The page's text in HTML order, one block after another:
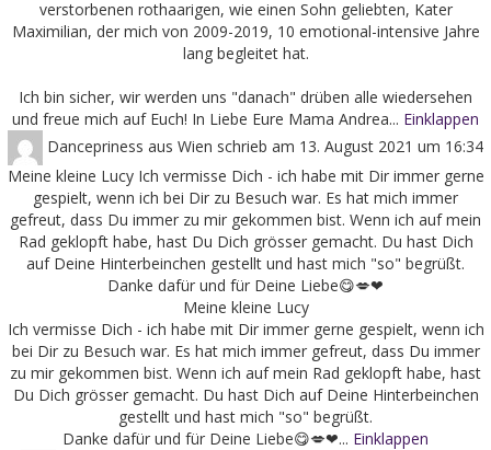
verstorbenen rothaarigen, wie einen Sohn geliebten, Kater
Maximilian, der mich von 2009-2019, 10 emotional-intensive Jahre
lang begleitet hat.
Ich bin sicher, wir werden uns "danach" drüben alle wiedersehen
und freue mich auf Euch! In Liebe Eure Mama Andrea... Einklappen
Dancepriness aus Wien schrieb am 13. August 2021 um 16:34
Meine kleine Lucy Ich vermisse Dich - ich habe mit Dir immer gerne
gespielt, wenn ich bei Dir zu Besuch war. Es hat mich immer
gefreut, dass Du immer zu mir gekommen bist. Wenn ich auf mein
Rad geklopft habe, hast Du Dich grösser gemacht. Du hast Dich
auf Deine Hinterbeinchen gestellt und hast mich "so" begrüßt.
Danke dafür und für Deine Liebe😋💋❤
Meine kleine Lucy
Ich vermisse Dich - ich habe mit Dir immer gerne gespielt, wenn ich
bei Dir zu Besuch war. Es hat mich immer gefreut, dass Du immer
zu mir gekommen bist. Wenn ich auf mein Rad geklopft habe, hast
Du Dich grösser gemacht. Du hast Dich auf Deine Hinterbeinchen
gestellt und hast mich "so" begrüßt.
Danke dafür und für Deine Liebe😋💋❤... Einklappen